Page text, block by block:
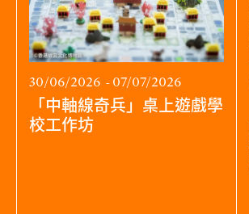
30/06/2026 - 07/07/2026
「中軸線奇兵」桌上遊戲學
校工作坊